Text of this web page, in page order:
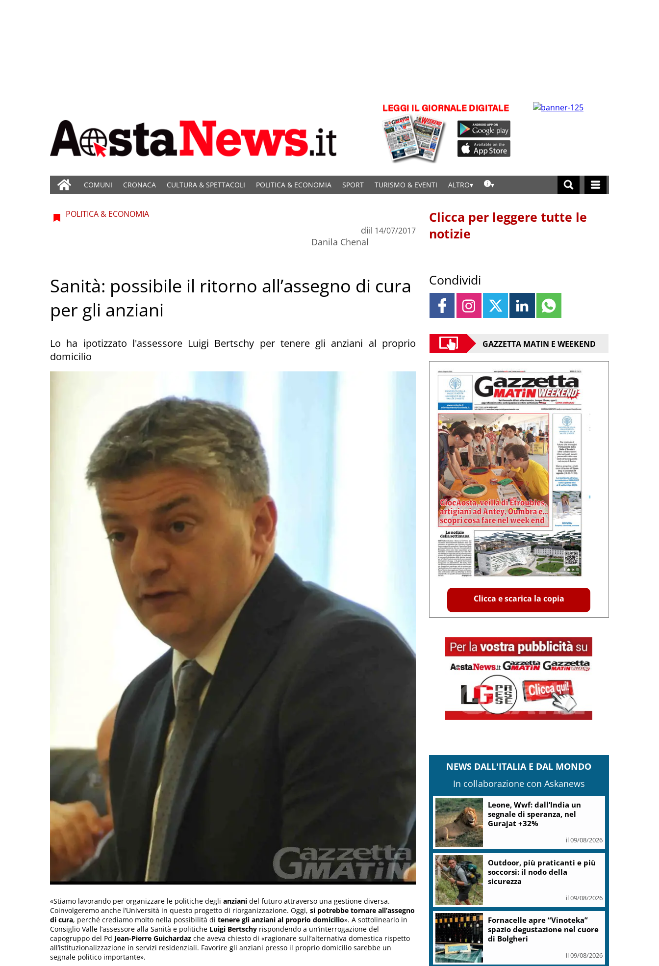
COMUNI CRONACA CULTURA & SPETTACOLI POLITICA & ECONOMIA SPORT TURISMO & EVENTI ALTRO
POLITICA & ECONOMIA
di
Danila Chenal
il 14/07/2017
Sanità: possibile il ritorno all’assegno di cura
per gli anziani
Lo ha ipotizzato l'assessore Luigi Bertschy per tenere gli anziani al proprio
domicilio
«Stiamo lavorando per organizzare le politiche degli anziani del futuro attraverso una gestione diversa.
Coinvolgeremo anche l’Università in questo progetto di riorganizzazione. Oggi, si potrebbe tornare all’assegno
di cura, perché crediamo molto nella possibilità di tenere gli anziani al proprio domicilio». A sottolinearlo in
Consiglio Valle l’assessore alla Sanità e politiche Luigi Bertschy rispondendo a un’interrogazione del
capogruppo del Pd Jean-Pierre Guichardaz che aveva chiesto di «ragionare sull’alternativa domestica rispetto
all’istituzionalizzazione in servizi residenziali. Favorire gli anziani presso il proprio domicilio sarebbe un
segnale politico importante».
Clicca per leggere tutte le
notizie
Condividi
GAZZETTA MATIN E WEEKEND
Clicca e scarica la copia
NEWS DALL'ITALIA E DAL MONDO
In collaborazione con Askanews
Leone, Wwf: dall’India un
segnale di speranza, nel
Gurajat +32%
il 09/08/2026
Outdoor, più praticanti e più
soccorsi: il nodo della
sicurezza
il 09/08/2026
Fornacelle apre “Vinoteka”
spazio degustazione nel cuore
di Bolgheri
il 09/08/2026